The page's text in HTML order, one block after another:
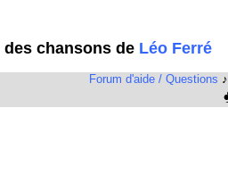
chansons de Léo Ferré
Forum d'aide / Questions